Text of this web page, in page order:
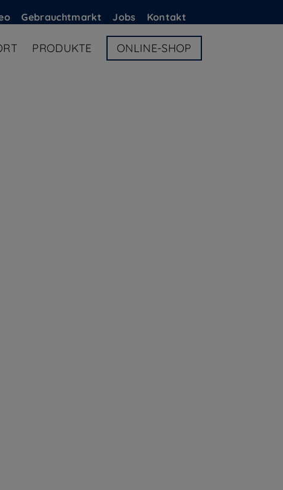
Gebrauchtmarkt Jobs Kontakt
PRODUKTE ONLINE-SHOP